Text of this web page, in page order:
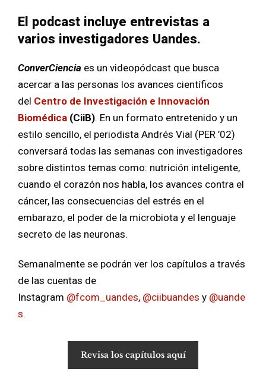
El podcast incluye entrevistas a
varios investigadores Uandes.
ConverCiencia es un videopódcast que busca
acercar a las personas los avances científicos
del Centro de Investigación e Innovación
Biomédica (CiiB). En un formato entretenido y un
estilo sencillo, el periodista Andrés Vial (PER ’02)
conversará todas las semanas con investigadores
sobre distintos temas como: nutrición inteligente,
cuando el corazón nos habla, los avances contra el
cáncer, las consecuencias del estrés en el
embarazo, el poder de la microbiota y el lenguaje
secreto de las neuronas.
Semanalmente se podrán ver los capítulos a través
de las cuentas de
Instagram @fcom_uandes, @ciibuandes y @uande
s.
Revisa los capítulos aquí